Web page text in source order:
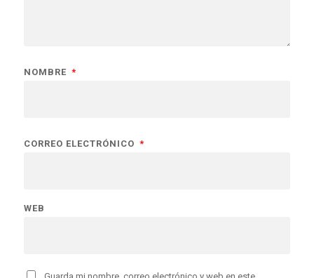
NOMBRE *
CORREO ELECTRÓNICO *
WEB